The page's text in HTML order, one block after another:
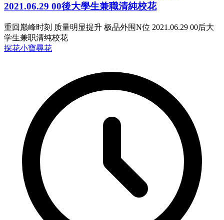
2021.06.29 00後大學生兼職清純校花
重回巅峰时刻 质量明显提升 极品外围N位 2021.06.29 00后大
学生兼职清纯校花
探花小寶尋花